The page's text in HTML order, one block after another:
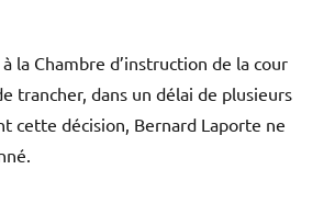
la Chambre d’instruction de la cour
trancher, dans un délai de plusieurs
cette décision, Bernard Laporte ne